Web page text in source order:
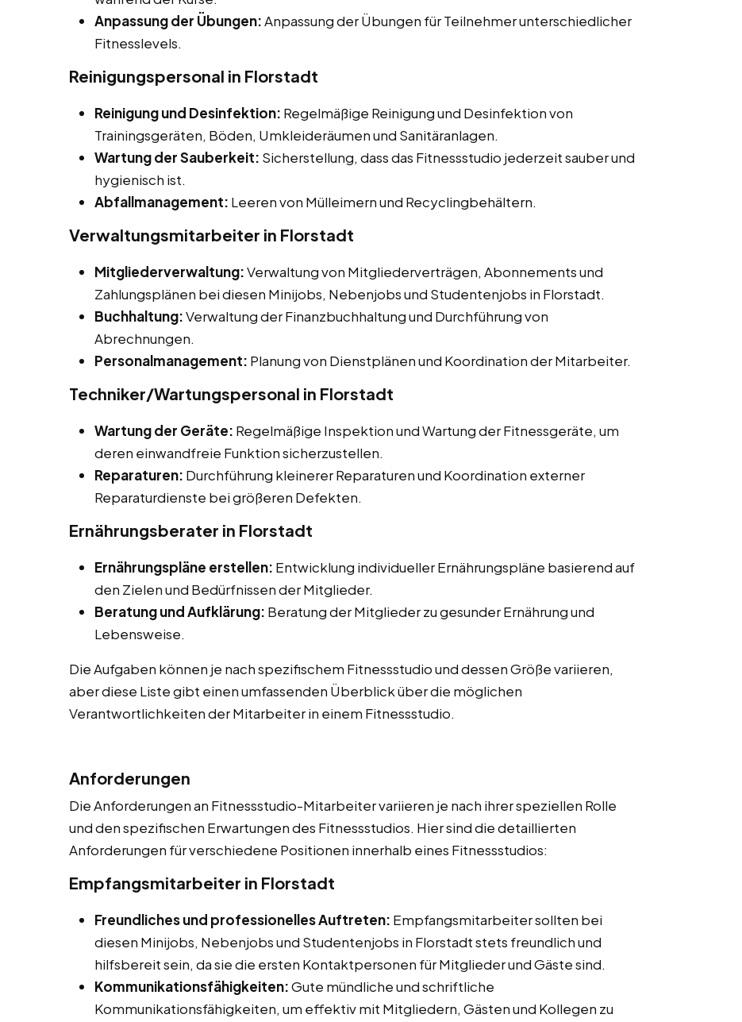
Anpassung der Übungen:Anpassung der Übungen für Teilnehmer unterschiedlicher
Fitnesslevels.
Reinigungspersonal in Florstadt
Reinigung und Desinfektion: Regelmäßige Reinigung und Desinfektion von
Trainingsgeräten, Böden, Umkleideräumen und Sanitäranlagen.
Wartung der Sauberkeit: Sicherstellung, dass das Fitnessstudio jederzeit sauber und
hygienisch ist.
Abfallmanagement: Leeren von Mülleimern und Recyclingbehältern.
Verwaltungsmitarbeiter in Florstadt
Mitgliederverwaltung:Verwaltung von Mitgliederverträgen, Abonnements und
Zahlungsplänen bei diesen Minijobs, Nebenjobs und Studentenjobs in Florstadt.
Buchhaltung:Verwaltung der Finanzbuchhaltung und Durchführung von
Abrechnungen.
Personalmanagement: Planung von Dienstplänen und Koordination der Mitarbeiter.
Techniker/Wartungspersonal in Florstadt
Wartung der Geräte: Regelmäßige Inspektion und Wartung der Fitnessgeräte, um
deren einwandfreie Funktion sicherzustellen.
Reparaturen: Durchführung kleinerer Reparaturen und Koordination externer
Reparaturdienste bei größeren Defekten.
Ernährungsberater in Florstadt
Ernährungspläne erstellen: Entwicklung individueller Ernährungspläne basierend auf
den Zielen und Bedürfnissen der Mitglieder.
Beratung und Aufklärung: Beratung der Mitglieder zu gesunder Ernährung und
Lebensweise.
Die Aufgaben können je nach spezifischem Fitnessstudio und dessen Größe variieren,
aber diese Liste gibt einen umfassenden Überblick über die möglichen
Verantwortlichkeiten der Mitarbeiter in einem Fitnessstudio.
Anforderungen
Die Anforderungen an Fitnessstudio-Mitarbeiter variieren je nach ihrer speziellen Rolle
und den spezifischen Erwartungen des Fitnessstudios. Hier sind die detaillierten
Anforderungen für verschiedene Positionen innerhalb eines Fitnessstudios:
Empfangsmitarbeiter in Florstadt
Freundliches und professionelles Auftreten: Empfangsmitarbeiter sollten bei
diesen Minijobs, Nebenjobs und Studentenjobs in Florstadt stets freundlich und
hilfsbereit sein, da sie die ersten Kontaktpersonen für Mitglieder und Gäste sind.
Kommunikationsfähigkeiten:Gute mündliche und schriftliche
Kommunikationsfähigkeiten, um effektiv mit Mitgliedern, Gästen und Kollegen zu